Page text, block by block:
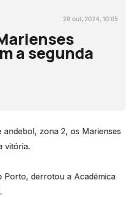
28 out, 2024, 10:05
a segunda
andebol, zona 2, os Marienses
vitória.
Porto, derrotou a Académica